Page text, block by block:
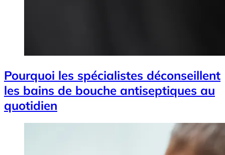
Pourquoi les spécialistes déconseillent
les bains de bouche antiseptiques au
quotidien